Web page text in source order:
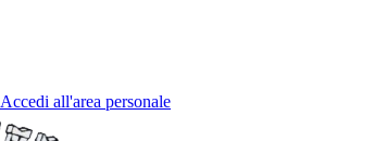
Accedi all'area personale